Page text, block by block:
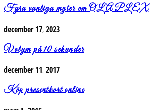
Fyra vanliga myter om OLAPLEX
december 17, 2023
Volym på 10 sekunder
december 11, 2017
Köp presentkort online